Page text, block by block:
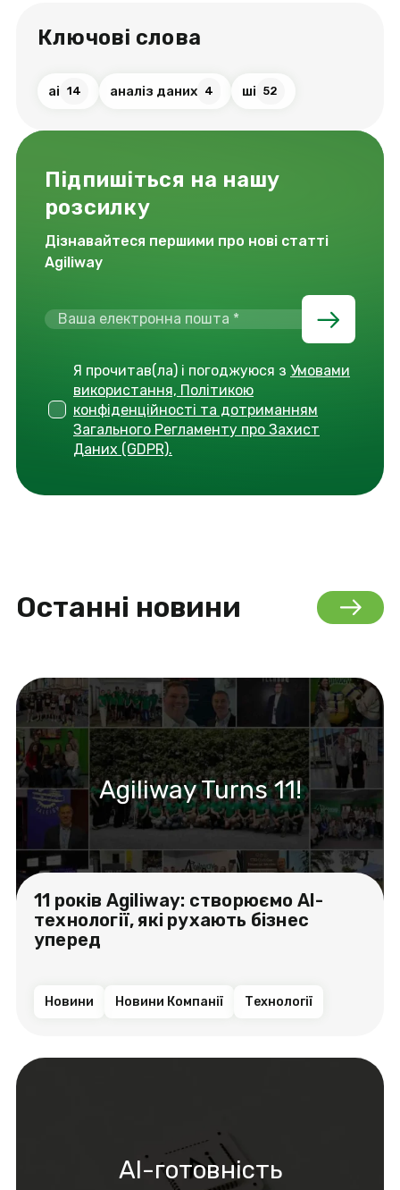
Ключові слова
ai 14 аналіз даних 4 ші 52
Підпишіться на нашу
розсилку
Дізнавайтеся першими про нові статті
Agiliway
Я прочитав(ла) і погоджуюся з Умовами
використання, Політикою
конфіденційності та дотриманням
Загального Регламенту про Захист
Даних (GDPR).
Останні новини
Agiliway Turns 11!
11 років Agiliway: створюємо AI-
технології, які рухають бізнес
уперед
Новини Новини Компанії Технології
AI-готовність